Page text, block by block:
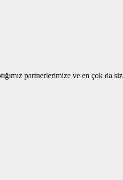
partnerlerimize ve en çok da siz